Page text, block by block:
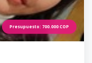
Presupuesto: 700.000COP